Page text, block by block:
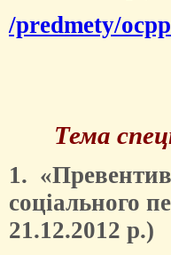
/predmety/
Тема
1.
соціального
21.12.2012 р.)